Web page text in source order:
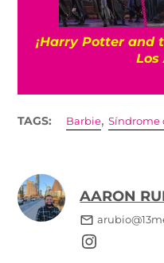
¡Harry Potter and
Los
TAGS: Barbie,Síndrome
AARON